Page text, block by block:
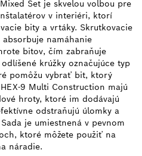
Set je skvelou voľbou pre
v interiéri, ktorí
bity a vrtáky. Skrutkovacie
namáhanie
bitov, čím zabraňuje
krúžky označujúce typ
pomôžu vybrať bit, ktorý
9 Multi Construction majú
hroty, ktoré im dodávajú
odstraňujú úlomky a
je umiestnená v pevnom
ktoré môžete použiť na
náradie.